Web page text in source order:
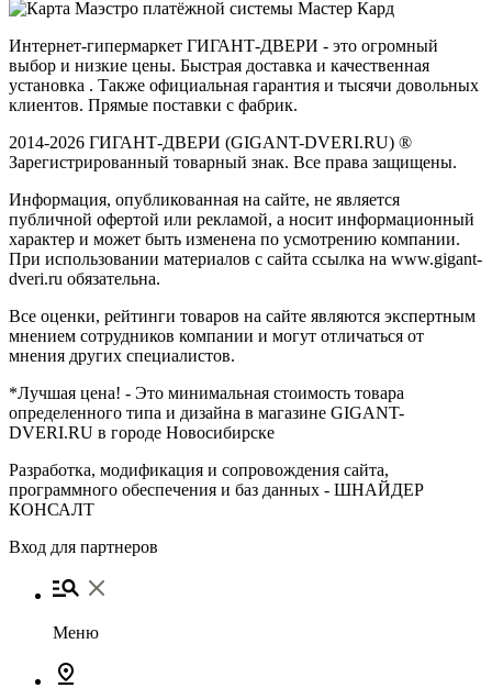
Интернет-гипермаркет ГИГАНТ-ДВЕРИ - это огромный
выбор и низкие цены. Быстрая доставка и качественная
установка . Также официальная гарантия и тысячи довольных
клиентов. Прямые поставки с фабрик.
2014-2026 ГИГАНТ-ДВЕРИ (GIGANT-DVERI.RU) ®
Зарегистрированный товарный знак. Все права защищены.
Информация, опубликованная на сайте, не является
публичной офертой или рекламой, а носит информационный
характер и может быть изменена по усмотрению компании.
При использовании материалов с сайта ссылка на www.gigant-
dveri.ru обязательна.
Все оценки, рейтинги товаров на сайте являются экспертным
мнением сотрудников компании и могут отличаться от
мнения других специалистов.
*Лучшая цена! - Это минимальная стоимость товара
определенного типа и дизайна в магазине GIGANT-
DVERI.RU в городе Новосибирске
Разработка, модификация и сопровождения сайта,
программного обеспечения и баз данных - ШНАЙДЕР
КОНСАЛТ
Вход для партнеров
Меню